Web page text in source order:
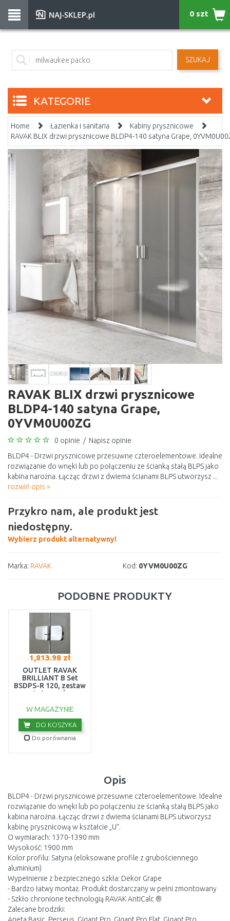
SZUKAJ
0 szt
KATEGORIE
Home Łazienka i sanitaria
Kabiny prysznicowe
RAVAK BLIX drzwi prysznicowe BLDP4-140 satyna Grape,
RAVAK BLIX drzwi prysznicowe
BLDP4-140 satyna Grape,
0YVM0U00ZG
0 opinie / Napisz opinie
BLDP4 - Drzwi prysznicowe przesuwne czteroelementowe. Idealne
rozwiązanie do wnęki lub po połączeniu ze ścianką stałą BLPS jako
kabina narożna. Łącząc drzwi z dwiema ścianami BLPS utworzysz ...
rozwiń opis »
Przykro nam, ale produkt jest
niedostępny.
Wybierz produkt alternatywny!
Marka: RAVAK Kod: 0YVM0U00ZG
PODOBNE PRODUKTY
1,813.98 zł
OUTLET RAVAK
BRILLIANT B Set
BSDPS-R 120, zestaw
montażowy chrom
USZKODZONE OPA
W MAGAZYNIE
DO KOSZYKA
Do porównania
Opis
BLDP4 - Drzwi prysznicowe przesuwne czteroelementowe. Idealne
rozwiązanie do wnęki lub po połączeniu ze ścianką stałą BLPS jako
kabina narożna. Łącząc drzwi z dwiema ścianami BLPS utworzysz
kabinę prysznicową w kształcie „U“.
O wymiarach: 1370-1390 mm
Wysokość: 1900 mm
Kolor profilu: Satyna (eloksowane profile z grubościennego
aluminium)
Wypełnienie z bezpiecznego szkła: Dekor Grape
- Bardzo łatwy montaż. Produkt dostarczany w pełni zmontowany
- Szkło chronione technologią RAVAK AntiCalc ®
Zalecane brodziki: